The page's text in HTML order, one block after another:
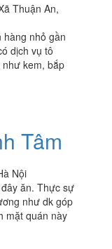
Thuận An,
hàng nhỏ gần
dịch vụ tô
kem, bắp
Tâm
Nội
ăn. Thực sự
như dk góp
mặt quán này